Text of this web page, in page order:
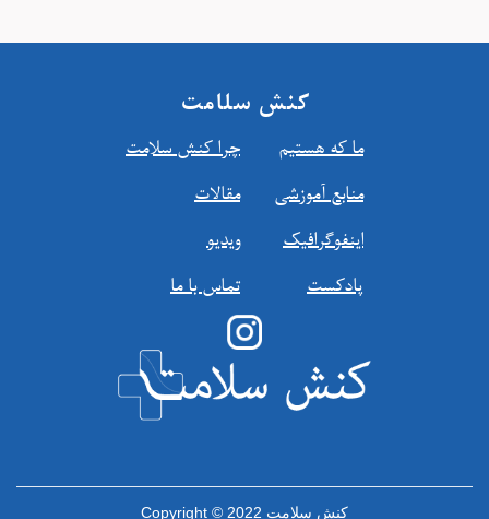
کنش سلامت
ما که هستیم چرا کنش سلامت
منابع آموزشي مقالات
اينفوگرافیک ویدیو
پادکست تماس با ما
Copyright © 2022 کنش سلامت